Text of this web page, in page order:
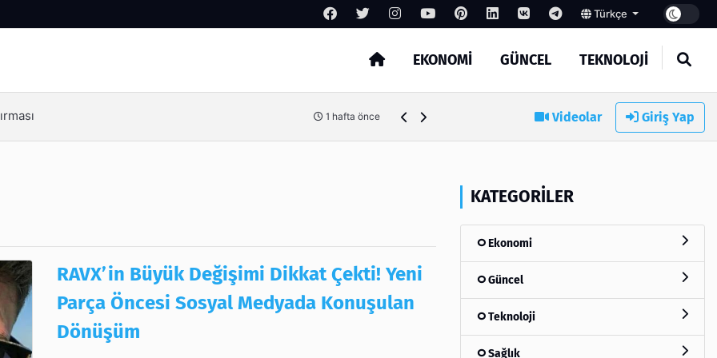
Türkçe
EKONOMI GÜNCEL TEKNOLOJI
Arama 3 hafta önce Videolar Giriş Yap
RAVX’in Büyük Değişimi Dikkat Çekti! Yeni
Parça Öncesi Sosyal Medyada Konuşulan
Dönüşüm
KATEGORILER
Ekonomi
Güncel
Teknoloji
Sağlık